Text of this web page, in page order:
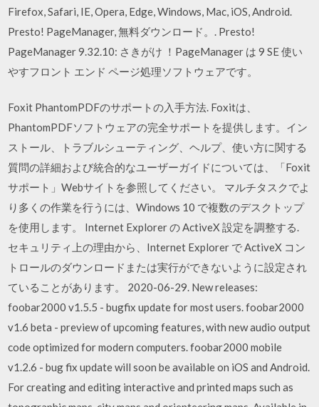
Firefox, Safari, IE, Opera, Edge, Windows, Mac, iOS, Android.
Presto! PageManager, 無料ダウンロード。. Presto!
PageManager 9.32.10: さきがけ ！PageManager は 9 SE 使い
やすフロント エンド ページ処理ソフトウェアです。
Foxit PhantomPDFのサポートの入手方法. Foxitは、
PhantomPDFソフトウェアの完全サポートを提供します。イン
ストール、トラブルシューティング、ヘルプ、使い方に関する
質問の詳細および統合的なユーザーガイドについては、「Foxit
サポート」Webサイトを参照してください。 マルチタスクでよ
り多くの作業を行うには、Windows 10 で複数のデスクトップ
を使用します。 Internet Explorer の ActiveX 設定を調整する.
セキュリティ上の理由から、Internet Explorer で ActiveX コン
トロールのダウンロードまたは実行ができないように設定され
ていることがあります。 2020-06-29. New releases:
foobar2000 v1.5.5 - bugfix update for most users. foobar2000
v1.6 beta - preview of upcoming features, with new audio output
code optimized for modern computers. foobar2000 mobile
v1.2.6 - bug fix update will soon be available on iOS and Android.
For creating and editing interactive and printed maps such as